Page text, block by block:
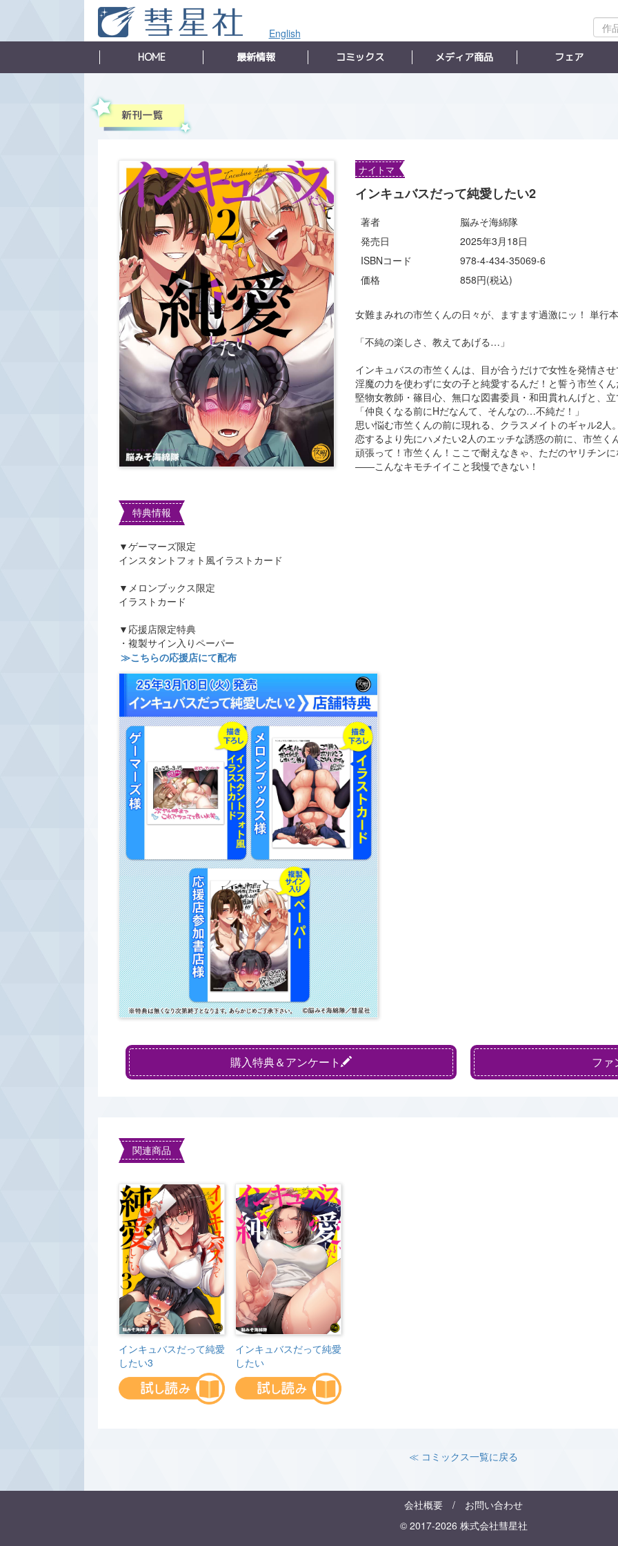
English
作
品
HOME 最新情報 コミックス メディア商品 フェア
ナイトマ
インキュバスだって純愛したい2
著者
脳みそ海綿隊
発売日
2025年3月18日
ISBNコード
978-4-434-35069-6
価格
858円(税込)
女難まみれの市竺くんの日々が、ますます過激にッ！ 単行
「不純の楽しさ、教えてあげる…」
インキュバスの市竺くんは、目が合うだけで女性を発情さ
淫魔の力を使わずに女の子と純愛するんだ！と誓う市竺く
堅物女教師・篠目心、無口な図書委員・和田貫れんげと、
「仲良くなる前にHだなんて、そんなの…不純だ！」
思い悩む市竺くんの前に現れる、クラスメイトのギャル2人
恋するより先にハメたい2人のエッチな誘惑の前に、市竺
頑張って！市竺くん！ここで耐えなきゃ、ただのヤリチ
――こんなキモチイイこと我慢できない！
特典情報
▼ゲーマーズ限定
インスタントフォト風イラストカード
▼メロンブックス限定
イラストカード
▼応援店限定特典
・複製サイン入りペーパー
≫こちらの応援店にて配布
購入特典＆アンケート フ
関連商品
インキュバスだって純愛
したい3
インキュバスだって純愛
したい
≪ コミックス一覧に戻る
会社概要 / お問い合わせ
© 2017-2026 株式会社彗星社